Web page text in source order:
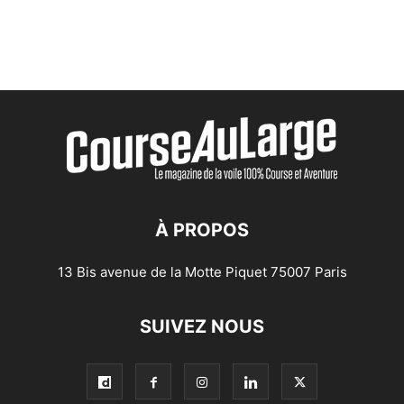
À PROPOS
13 Bis avenue de la Motte Piquet 75007 Paris
SUIVEZ NOUS